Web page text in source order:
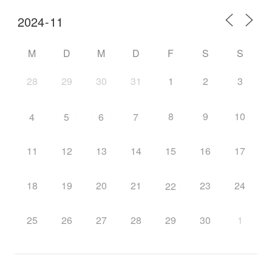
M D M D F S S
28 29 30 31 1 2 3
4 5 6 7 8 9 10
11 12 13 14 15 16 17
18 19 20 21 22 23 24
25 26 27 28 29 30 1